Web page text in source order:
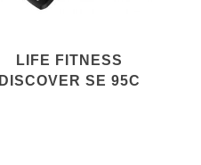
LIFE FITNESS
DISCOVER SE 95C